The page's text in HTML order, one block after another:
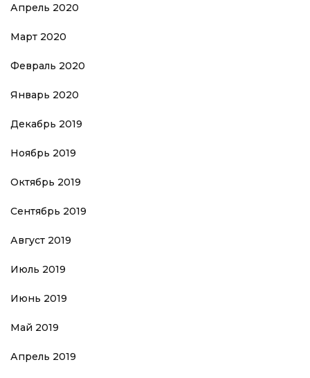
Апрель 2020
Март 2020
Февраль 2020
Январь 2020
Декабрь 2019
Ноябрь 2019
Октябрь 2019
Сентябрь 2019
Август 2019
Июль 2019
Июнь 2019
Май 2019
Апрель 2019